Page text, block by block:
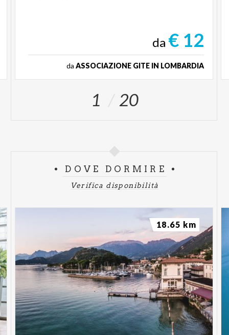
da € 12
da ASSOCIAZIONE GITE IN LOMBARDIA
1 20
DOVE DORMIRE
Verifica disponibilità
18.65 km